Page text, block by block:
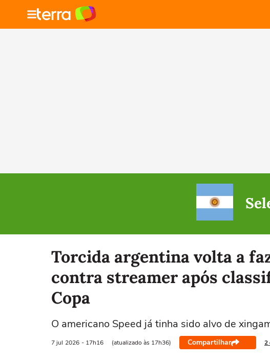
Selecione o time para ver as notícias
Torcida argentina volta a
contra streamer após
Copa
O americano Speed já tinha sido alvo de
7 jul 2026 - 17h16 (atualizado às 17h36) Compartilhar 2